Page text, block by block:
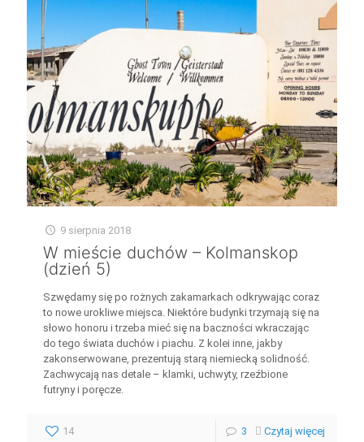
9 sierpnia 2018
W mieście duchów – Kolmanskop
(dzień 5)
Szwędamy się po rożnych zakamarkach odkrywając coraz
to nowe urokliwe miejsca. Niektóre budynki trzymają się na
słowo honoru i trzeba mieć się na baczności wkraczając
do tego świata duchów i piachu. Z kolei inne, jakby
zakonserwowane, prezentują starą niemiecką solidność.
Zachwycają nas detale – klamki, uchwyty, rzeźbione
futryny i poręcze.
14 3 Czytaj więcej